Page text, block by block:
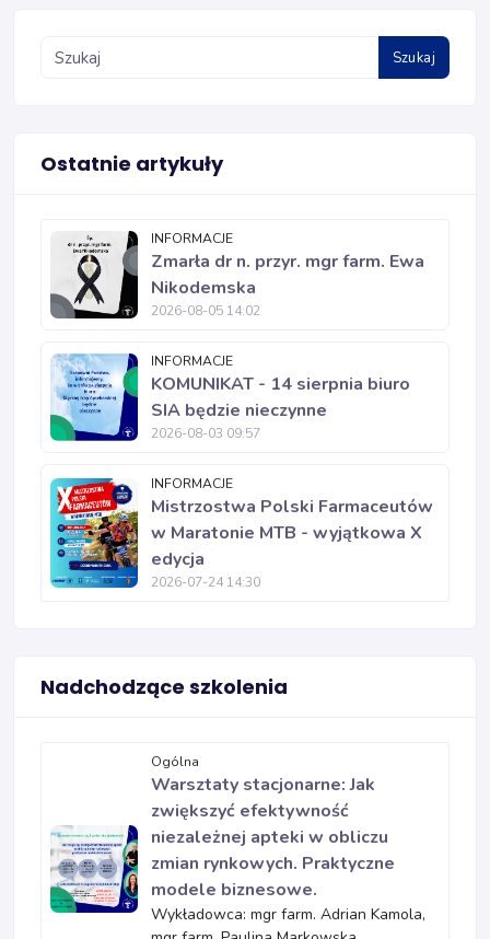
Szukaj
Ostatnie artykuły
INFORMACJE
Zmarła dr n. przyr. mgr farm. Ewa
Nikodemska
2026-08-05 14:02
INFORMACJE
KOMUNIKAT - 14 sierpnia biuro
SIA będzie nieczynne
2026-08-03 09:57
INFORMACJE
Mistrzostwa Polski Farmaceutów
w Maratonie MTB - wyjątkowa X
edycja
2026-07-24 14:30
Nadchodzące szkolenia
Ogólna
Warsztaty stacjonarne: Jak
zwiększyć efektywność
niezależnej apteki w obliczu
zmian rynkowych. Praktyczne
modele biznesowe.
Wykładowca: mgr farm. Adrian Kamola,